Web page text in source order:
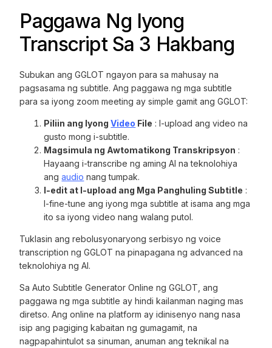
Paggawa Ng Iyong
Transcript Sa 3 Hakbang
Subukan ang GGLOT ngayon para sa mahusay na
pagsasama ng subtitle. Ang paggawa ng mga subtitle
para sa iyong zoom meeting ay simple gamit ang GGLOT:
Piliin ang IyongVideo File : I-upload ang video na
gusto mong i-subtitle.
Magsimula ng Awtomatikong Transkripsyon :
Hayaang i-transcribe ng aming AI na teknolohiya
angaudio nang tumpak.
I-edit at I-upload ang Mga Panghuling Subtitle :
I-fine-tune ang iyong mga subtitle at isama ang mga
ito sa iyong video nang walang putol.
Tuklasin ang rebolusyonaryong serbisyo ng voice
transcription ng GGLOT na pinapagana ng advanced na
teknolohiya ng AI.
Sa Auto Subtitle Generator Online ng GGLOT, ang
paggawa ng mga subtitle ay hindi kailanman naging mas
diretso. Ang online na platform ay idinisenyo nang nasa
isip ang pagiging kabaitan ng gumagamit, na
nagpapahintulot sa sinuman, anuman ang teknikal na